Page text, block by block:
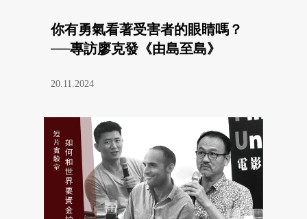
你有勇氣看著受害者的眼睛嗎？
──專訪廖克發《由島至島》
20.11.2024